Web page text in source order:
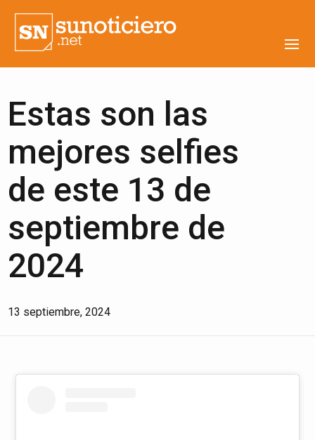
Estas son las
mejores selfies
de este 13 de
septiembre de
2024
13 septiembre, 2024